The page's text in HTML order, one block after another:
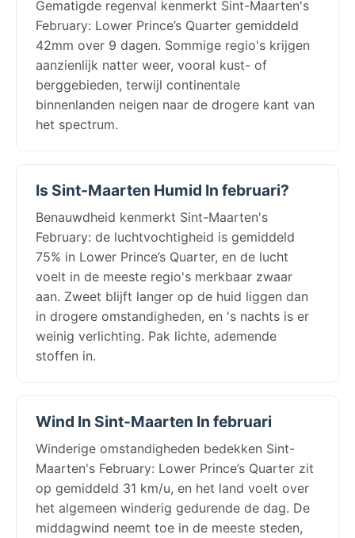
Gematigde regenval kenmerkt Sint-Maarten's
February: Lower Prince’s Quarter gemiddeld
42mm over 9 dagen. Sommige regio's krijgen
aanzienlijk natter weer, vooral kust- of
berggebieden, terwijl continentale
binnenlanden neigen naar de drogere kant van
het spectrum.
Is Sint-Maarten Humid In februari?
Benauwdheid kenmerkt Sint-Maarten's
February: de luchtvochtigheid is gemiddeld
75% in Lower Prince’s Quarter, en de lucht
voelt in de meeste regio's merkbaar zwaar
aan. Zweet blijft langer op de huid liggen dan
in drogere omstandigheden, en 's nachts is er
weinig verlichting. Pak lichte, ademende
stoffen in.
Wind In Sint-Maarten In februari
Winderige omstandigheden bedekken Sint-
Maarten's February: Lower Prince’s Quarter zit
op gemiddeld 31 km/u, en het land voelt over
het algemeen winderig gedurende de dag. De
middagwind neemt toe in de meeste steden,